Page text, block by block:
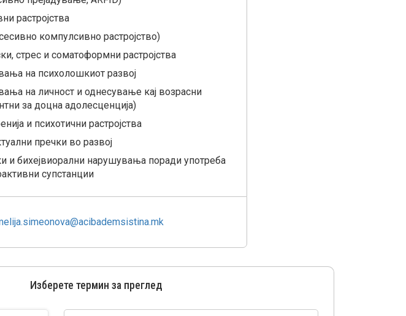
растројства
компулсивно растројство)
стрес и соматоформни растројства
на психолошкиот развој
на личност и однесување кај возрасни
за доцна адолесценција)
и психотични растројства
пречки во развој
и бихејвиорални нарушувања поради употреба
супстанции
Изберете термин за преглед